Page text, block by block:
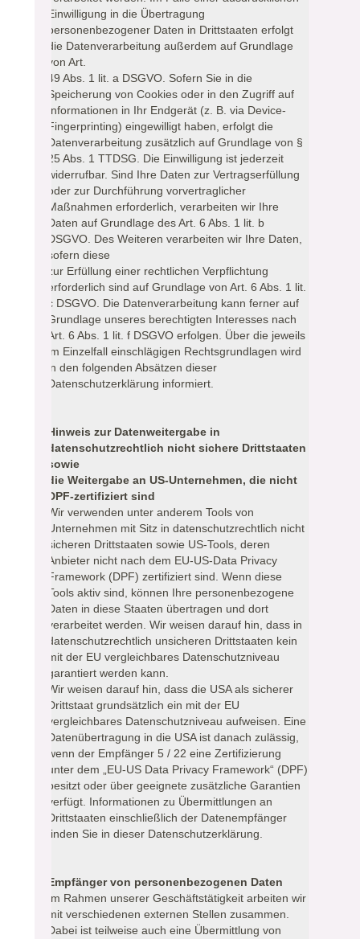
Einwilligung in die Übertragung
personenbezogener Daten in Drittstaaten erfolgt
die Datenverarbeitung außerdem auf Grundlage
von Art.
49 Abs. 1 lit. a DSGVO. Sofern Sie in die
Speicherung von Cookies oder in den Zugriff auf
Informationen in Ihr Endgerät (z. B. via Device-
Fingerprinting) eingewilligt haben, erfolgt die
Datenverarbeitung zusätzlich auf Grundlage von §
25 Abs. 1 TTDSG. Die Einwilligung ist jederzeit
widerrufbar. Sind Ihre Daten zur Vertragserfüllung
oder zur Durchführung vorvertraglicher
Maßnahmen erforderlich, verarbeiten wir Ihre
Daten auf Grundlage des Art. 6 Abs. 1 lit. b
DSGVO. Des Weiteren verarbeiten wir Ihre Daten,
sofern diese
zur Erfüllung einer rechtlichen Verpflichtung
erforderlich sind auf Grundlage von Art. 6 Abs. 1 lit.
c DSGVO. Die Datenverarbeitung kann ferner auf
Grundlage unseres berechtigten Interesses nach
Art. 6 Abs. 1 lit. f DSGVO erfolgen. Über die jeweils
im Einzelfall einschlägigen Rechtsgrundlagen wird
in den folgenden Absätzen dieser
Datenschutzerklärung informiert.
Hinweis zur Datenweitergabe in
datenschutzrechtlich nicht sichere Drittstaaten
sowie
die Weitergabe an US-Unternehmen, die nicht
DPF-zertifiziert sind
Wir verwenden unter anderem Tools von
Unternehmen mit Sitz in datenschutzrechtlich nicht
sicheren Drittstaaten sowie US-Tools, deren
Anbieter nicht nach dem EU-US-Data Privacy
Framework (DPF) zertifiziert sind. Wenn diese
Tools aktiv sind, können Ihre personenbezogene
Daten in diese Staaten übertragen und dort
verarbeitet werden. Wir weisen darauf hin, dass in
datenschutzrechtlich unsicheren Drittstaaten kein
mit der EU vergleichbares Datenschutzniveau
garantiert werden kann.
Wir weisen darauf hin, dass die USA als sicherer
Drittstaat grundsätzlich ein mit der EU
vergleichbares Datenschutzniveau aufweisen. Eine
Datenübertragung in die USA ist danach zulässig,
wenn der Empfänger 5 / 22 eine Zertifizierung
unter dem „EU-US Data Privacy Framework“ (DPF)
besitzt oder über geeignete zusätzliche Garantien
verfügt. Informationen zu Übermittlungen an
Drittstaaten einschließlich der Datenempfänger
finden Sie in dieser Datenschutzerklärung.
Empfänger von personenbezogenen Daten
Im Rahmen unserer Geschäftstätigkeit arbeiten wir
mit verschiedenen externen Stellen zusammen.
Dabei ist teilweise auch eine Übermittlung von